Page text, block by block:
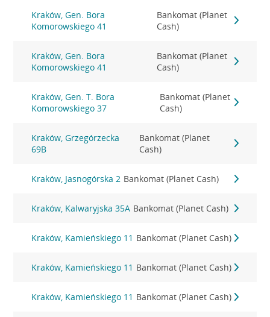
Kraków, Gen. Bora
Komorowskiego 41
Bankomat (Planet
Cash)
Kraków, Gen. Bora
Komorowskiego 41
Bankomat (Planet
Cash)
Kraków, Gen. T. Bora
Komorowskiego 37
Bankomat (Planet
Cash)
Kraków, Grzegórzecka
69B
Bankomat (Planet
Cash)
Kraków, Jasnogórska 2 Bankomat (Planet Cash)
Kraków, Kalwaryjska 35A Bankomat (Planet Cash)
Kraków, Kamieńskiego 11 Bankomat (Planet Cash)
Kraków, Kamieńskiego 11 Bankomat (Planet Cash)
Kraków, Kamieńskiego 11 Bankomat (Planet Cash)